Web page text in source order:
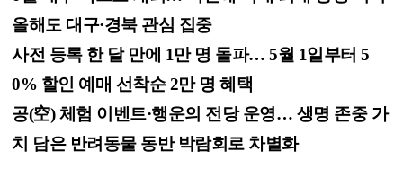
올해도 대구·경북 관심 집중
사전 등록 한 달 만에 1만 명 돌파… 5월 1일부터 5
0% 할인 예매 선착순 2만 명 혜택
공(空) 체험 이벤트·행운의 전당 운영… 생명 존중 가
치 담은 반려동물 동반 박람회로 차별화